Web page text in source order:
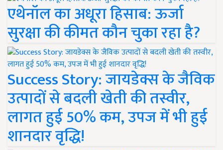
एथेनॉल का अधूरा हिसाब: ऊर्जा
सुरक्षा की कीमत कौन चुका रहा है?
Success Story: जायडेक्स के जैविक
उत्पादों से बदली खेती की तस्वीर,
लागत हुई 50% कम, उपज में भी हुई
शानदार वृद्धि!